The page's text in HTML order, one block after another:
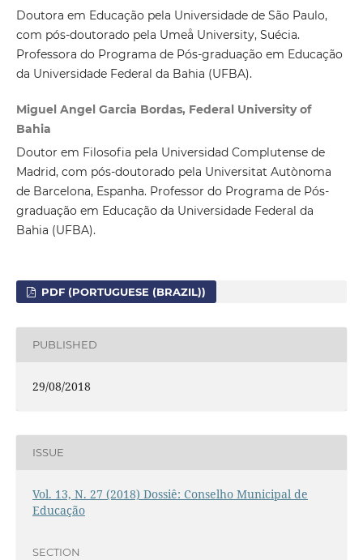
Doutora em Educação pela Universidade de São Paulo,
com pós-doutorado pela Umeå University, Suécia.
Professora do Programa de Pós-graduação em Educação
da Universidade Federal da Bahia (UFBA).
Miguel Angel Garcia Bordas, Federal University of
Bahia
Doutor em Filosofia pela Universidad Complutense de
Madrid, com pós-doutorado pela Universitat Autònoma
de Barcelona, Espanha. Professor do Programa de Pós-
graduação em Educação da Universidade Federal da
Bahia (UFBA).
PDF (PORTUGUESE (BRAZIL))
PUBLISHED
29/08/2018
ISSUE
Vol. 13, N. 27 (2018) Dossiê: Conselho Municipal de
Educação
SECTION